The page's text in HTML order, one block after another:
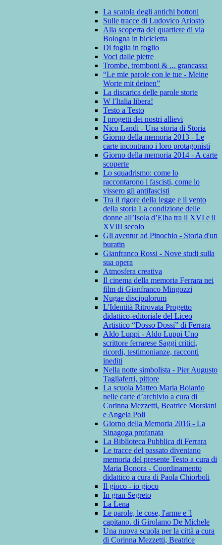
La scatola degli antichi bottoni
Sulle tracce di Ludovico Ariosto
Alla scoperta del quartiere di via
Bologna in bicicletta
Di foglia in foglio
Voci dalle pietre
Trombe, tromboni & ... grancassa
“Le mie parole con le tue - Meine
Worte mit deinen”
La discarica delle parole storte
W l'Italia libera!
Testo a Testo
I progetti dei nostri allievi
Nico Landi - Una storia di Storia
Giorno della memoria 2013 - Le
carte incontrano i loro protagonisti
Giorno della memoria 2014 - A carte
scoperte
Lo squadrismo: come lo
raccontarono i fascisti, come lo
vissero gli antifascisti
Tra il rigore della legge e il vento
della storia La condizione delle
donne all’Isola d’Elba tra il XVI e il
XVIII secolo
Gli aventur ad Pinochio - Storia d'un
buratin
Gianfranco Rossi - Nove studi sulla
sua opera
Atmosfera creativa
Il cinema della memoria Ferrara nei
film di Gianfranco Mingozzi
Nugae discipulorum
L'Identità Ritrovata Progetto
didattico-editoriale del Liceo
Artistico “Dosso Dossi” di Ferrara
Aldo Luppi - Aldo Luppi Uno
scrittore ferrarese Saggi critici,
ricordi, testimonianze, racconti
inediti
Nella notte simbolista - Pier Augusto
Tagliaferri, pittore
La scuola Matteo Maria Boiardo
nelle carte d’archivio a cura di
Corinna Mezzetti, Beatrice Morsiani
e Angela Poli
Giorno della Memoria 2016 - La
Sinagoga profanata
La Biblioteca Pubblica di Ferrara
Le tracce del passato diventano
memoria del presente Testo a cura di
Maria Bonora - Coordinamento
didattico a cura di Paola Chiorboli
Il gioco - io gioco
In gran Segreto
La Lena
Le parole, le cose, l'arme e 'l
capitano. di Girolamo De Michele
Una nuova scuola per la città a cura
di Corinna Mezzetti, Beatrice